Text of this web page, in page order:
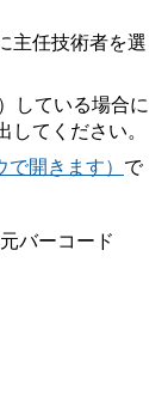
主任技術者を選
している場合に
してください。
開きます） で
バーコード